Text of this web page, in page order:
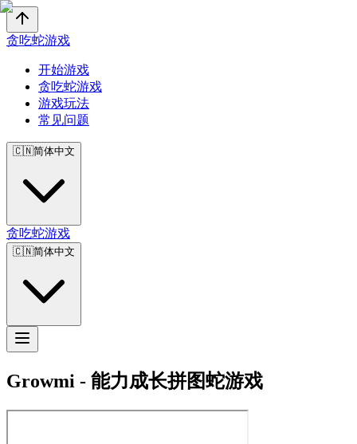
贪吃蛇游戏
开始游戏
贪吃蛇游戏
游戏玩法
常见问题
🇨🇳简体中文
贪吃蛇游戏
🇨🇳简体中文
Growmi - 能力成长拼图蛇游戏